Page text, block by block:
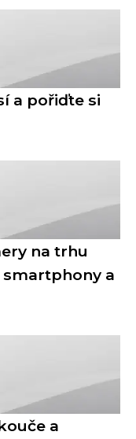
a pořiďte si
na trhu
smartphony a
a